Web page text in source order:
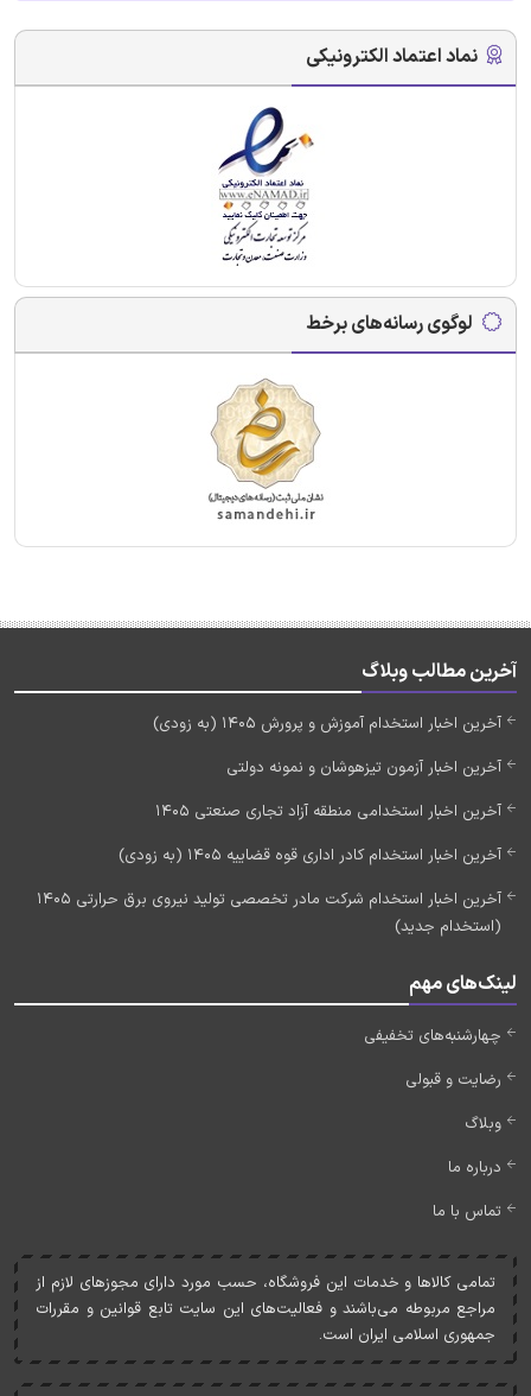
نماد اعتماد الکترونیکی
لوگوی رسانه‌های برخط
آخرین مطالب وبلاگ
آخرین اخبار استخدام آموزش و پرورش 1405 (به زودی)
آخرین اخبار آزمون تیزهوشان و نمونه دولتی
آخرین اخبار استخدامی منطقه آزاد تجاری صنعتی 1405
آخرین اخبار استخدام کادر اداری قوه قضاییه 1405 (به زودی)
آخرین اخبار استخدام شرکت مادر تخصصی تولید نیروی برق حرارتی 1405
(استخدام جدید)
لینک‌های مهم
چهارشنبه‌های تخفیفی
رضایت و قبولی
وبلاگ
درباره ما
تماس با ما
تمامی کالاها و خدمات اين فروشگاه، حسب مورد دارای مجوزهای لازم از
مراجع مربوطه می‌باشند و فعاليت‌های اين سايت تابع قوانين و مقررات
جمهوری اسلامی ايران است.